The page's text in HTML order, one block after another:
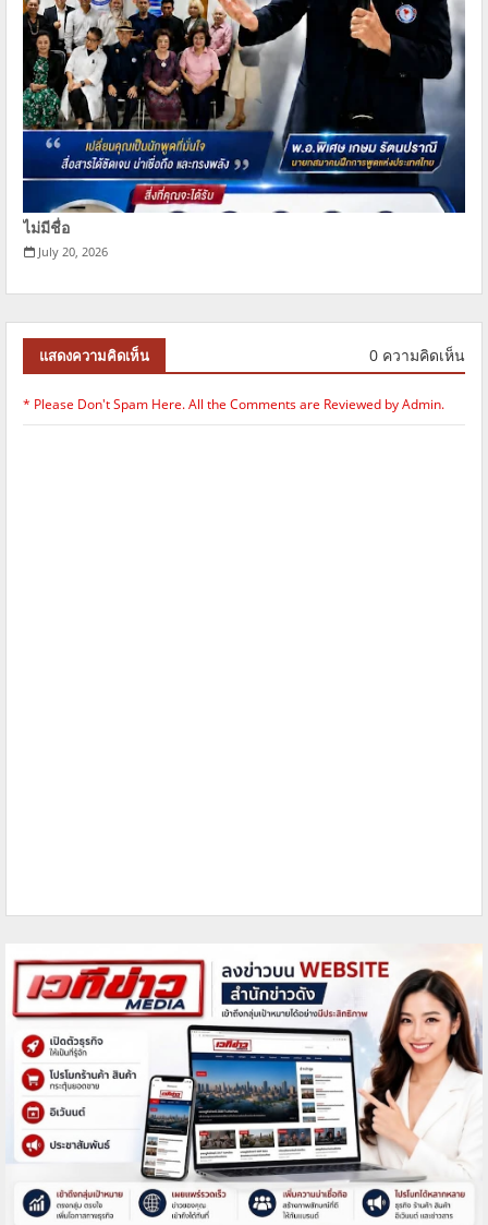
ไม่มีชื่อ
July 20, 2026
แสดงความคิดเห็น 0 ความคิดเห็น
* Please Don't Spam Here. All the Comments are Reviewed by Admin.